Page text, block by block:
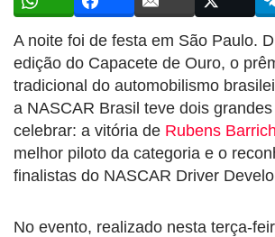
A noite foi de festa em São Paulo.
edição do Capacete de Ouro, o
tradicional do automobilismo
a NASCAR Brasil teve dois
celebrar: a vitória de Rubens
melhor piloto da categoria e o
finalistas do NASCAR Driver
No evento, realizado nesta terça-